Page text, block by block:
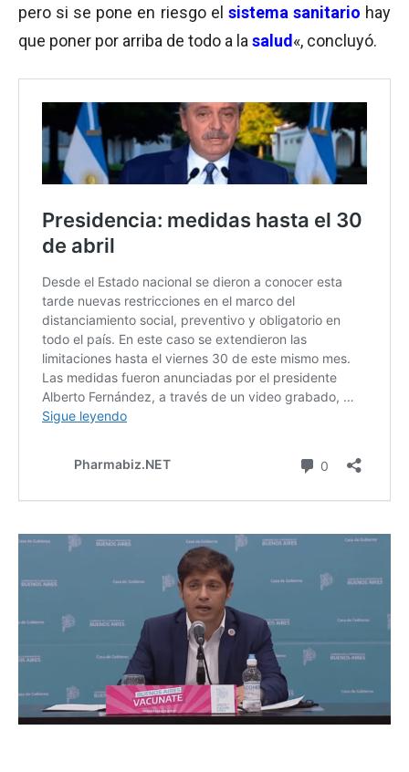
pero si se pone en riesgo el sistema sanitario hay
que poner por arriba de todo a la salud «, concluyó.